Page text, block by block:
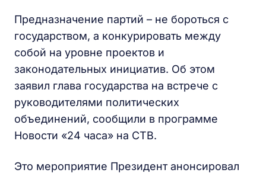
Предназначение партий – не бороться с
государством, а конкурировать между
собой на уровне проектов и
законодательных инициатив. Об этом
заявил глава государства на встрече с
руководителями политических
объединений, сообщили в программе
Новости «24 часа» на СТВ.
Это мероприятие Президент анонсировал